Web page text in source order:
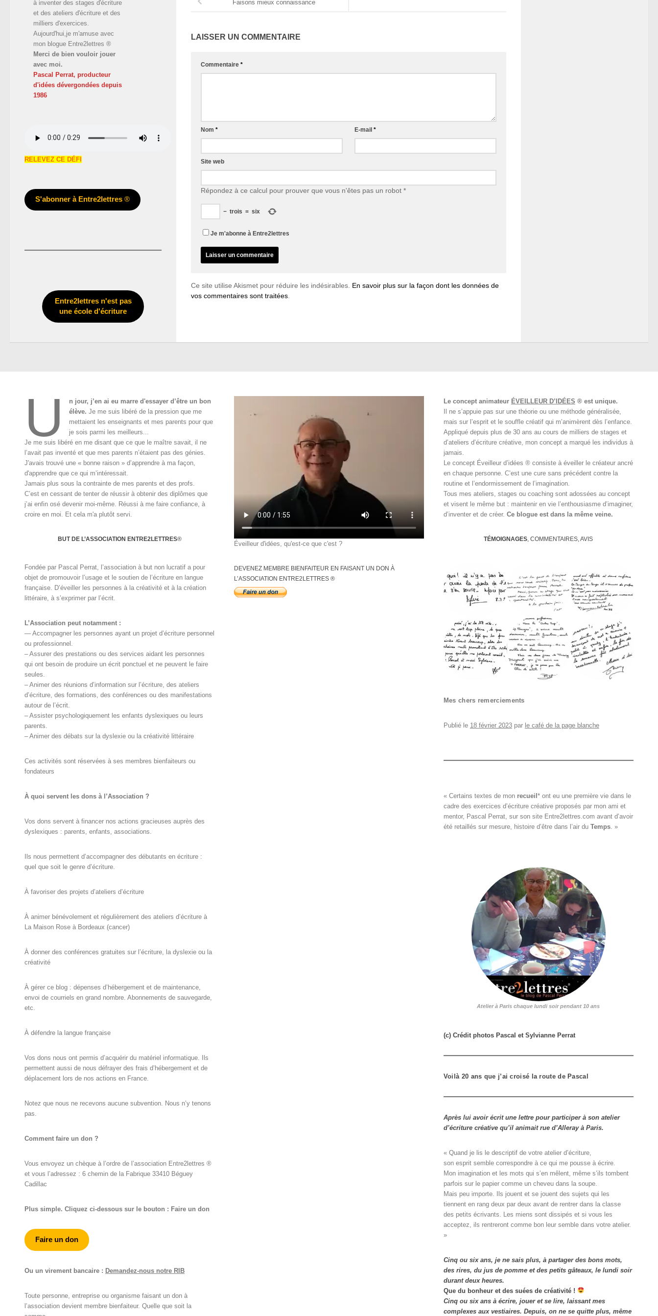
Faisons mieux connaissance
LAISSER UN COMMENTAIRE
Commentaire *
Nom * E-mail*
Site web
Répondez à ce calcul pour prouver que vous n'êtes pas un robot *
− trois = six
Je m'abonne à Entre2lettres
Ce site utilise Akismet pour réduire les indésirables. En savoir plus sur la façon dont les données de
vos commentaires sont traitées
à inventer des stages d'écriture
et des ateliers d'écriture et des
milliers d'exercices.
Aujourd'hui,je m'amuse avec
mon blogue Entre2lettres ®
Merci de bien vouloir jouer
avec moi.
Pascal Perrat, producteur
d'idées dévergondées depuis
1986
RELEVEZ CE DÉFI
S'abonner à Entre2lettres®
Entre2lettres n'est pas
une école d'écriture
U
n jour, j’en ai eu marre d'essayer d’être un bon
élève.Je me suis libéré de la pression que me
mettaient les enseignants et mes parents pour que
je sois parmi les meilleurs...
Je me suis libéré en me disant que ce que le maître savait, il ne
l’avait pas inventé et que mes parents n’étaient pas des génies.
J'avais trouvé une « bonne raison » d’apprendre à ma façon,
d'apprendre que ce qui m’intéressait.
Jamais plus sous la contrainte de mes parents et des profs.
C’est en cessant de tenter de réussir à obtenir des diplômes que
j’ai enfin osé devenir moi-même. Réussi à me faire confiance, à
croire en moi. Et cela m'a plutôt servi.
BUT DE L’ASSOCIATION ENTRE2LETTRES®
Fondée par Pascal Perrat, l’association à but non lucratif a pour
objet de promouvoir l’usage et le soutien de l’écriture en langue
française. D’éveiller les personnes à la créativité et à la création
littéraire, à s’exprimer par l’écrit.
L’Association peut notamment :
— Accompagner les personnes ayant un projet d’écriture personnel
ou professionnel.
– Assurer des prestations ou des services aidant les personnes
qui ont besoin de produire un écrit ponctuel et ne peuvent le faire
seules.
– Animer des réunions d’information sur l’écriture, des ateliers
d’écriture, des formations, des conférences ou des manifestations
autour de l’écrit.
– Assister psychologiquement les enfants dyslexiques ou leurs
parents.
– Animer des débats sur la dyslexie ou la créativité littéraire
Ces activités sont réservées à ses membres bienfaiteurs ou
fondateurs
À quoi servent les dons à l’Association ?
Vos dons servent à financer nos actions gracieuses auprès des
dyslexiques : parents, enfants, associations.
Ils nous permettent d’accompagner des débutants en écriture :
quel que soit le genre d’écriture.
À favoriser des projets d’ateliers d’écriture
À animer bénévolement et régulièrement des ateliers d’écriture à
La Maison Rose à Bordeaux (cancer)
À donner des conférences gratuites sur l’écriture, la dyslexie ou la
créativité
À gérer ce blog : dépenses d’hébergement et de maintenance,
envoi de courriels en grand nombre. Abonnements de sauvegarde,
etc.
À défendre la langue française
Vos dons nous ont permis d’acquérir du matériel informatique. Ils
permettent aussi de nous défrayer des frais d’hébergement et de
déplacement lors de nos actions en France.
Notez que nous ne recevons aucune subvention. Nous n’y tenons
pas.
Comment faire un don ?
Vous envoyez un chèque à l’ordre de l’association Entre2lettres ®
et vous l’adressez : 6 chemin de la Fabrique 33410 Béguey
Cadillac
Plus simple. Cliquez ci-dessous sur le bouton : Faire un don
Faire un don
Ou un virement bancaire : Demandez-nous notre RIB
Toute personne, entreprise ou organisme faisant un don à
l’association devient membre bienfaiteur. Quelle que soit la
Éveilleur d'idées, qu'est-ce que c'est ?
DEVENEZ MEMBRE BIENFAITEUR EN FAISANT UN DON À
L’ASSOCIATION ENTRE2LETTRES ®
Le concept animateur ÉVEILLEUR D’IDÉES ® est unique.
Il ne s’appuie pas sur une théorie ou une méthode généralisée,
mais sur l’esprit et le souffle créatif qui m’animèrent dès l’enfance.
Appliqué depuis plus de 30 ans au cours de milliers de stages et
d’ateliers d’écriture créative, mon concept a marqué les individus à
jamais.
Le concept Éveilleur d’idées ® consiste à éveiller le créateur ancré
en chaque personne. C’est une cure sans précédent contre la
routine et l’endormissement de l’imagination.
Tous mes ateliers, stages ou coaching sont adossées au concept
et visent le même but : maintenir en vie l’enthousiasme d’imaginer,
d’inventer et de créer. Ce blogue est dans la même veine.
TÉMOIGNAGES, COMMENTAIRES, AVIS
Mes chers remerciements
Publié le 18 février 2023par le café de la page blanche
« Certains textes de mon recueil* ont eu une première vie dans le
cadre des exercices d’écriture créative proposés par mon ami et
mentor, Pascal Perrat, sur son site Entre2lettres.com avant d’avoir
été retaillés sur mesure, histoire d’être dans l’air du Temps. »
Atelier à Paris chaque lundi soir pendant 10 ans
(c) Crédit photos Pascal et Sylvianne Perrat
Voilà 20 ans que j’ai croisé la route de Pascal
Après lui avoir écrit une lettre pour participer à son atelier
d’écriture créative qu’il animait rue d’Alleray à Paris.
« Quand je lis le descriptif de votre atelier d’écriture,
son esprit semble correspondre à ce qui me pousse à écrire.
Mon imagination et les mots qui s’en mêlent, même s’ils tombent
parfois sur le papier comme un cheveu dans la soupe.
Mais peu importe. Ils jouent et se jouent des sujets qui les
tiennent en rang deux par deux avant de rentrer dans la classe
des petits écrivants. Les miens sont dissipés et si vous les
acceptez, ils rentreront comme bon leur semble dans votre atelier.
»
Cinq ou six ans, je ne sais plus, à partager des bons mots,
des rires, du jus de pomme et des petits gâteaux, le lundi soir
durant deux heures.
Que du bonheur et des suées de créativité !
Cinq ou six ans à écrire, jouer et se lire, laissant mes
complexes aux vestiaires. Depuis, on ne se quitte plus, même